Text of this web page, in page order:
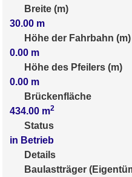
Breite (m)
30.00 m
Höhe der Fahrbahn (m)
0.00 m
Höhe des Pfeilers (m)
0.00 m
Brückenfläche
434.00 m2
Status
in Betrieb
Details
Baulastträger